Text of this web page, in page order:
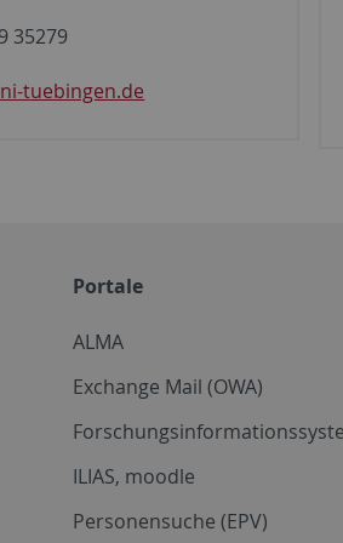
35279
tuebingen.de
Portale
ALMA
Exchange Mail (OWA)
ILIAS, moodle
Personensuche (EPV)